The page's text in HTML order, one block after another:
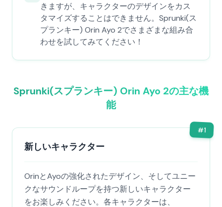
きますが、キャラクターのデザインをカス
タマイズすることはできません。Sprunki(ス
プランキー) Orin Ayo 2でさまざまな組み合
わせを試してみてください！
Sprunki(スプランキー) Orin Ayo 2の主な機
能
#1
新しいキャラクター
OrinとAyoの強化されたデザイン、そしてユニー
クなサウンドループを持つ新しいキャラクター
をお楽しみください。各キャラクターは、